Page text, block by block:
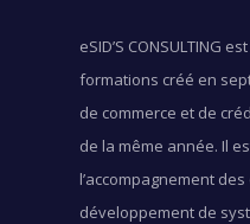
eSID’S CONSULTING
formations créé en
de commerce et de
de la même année. Il
l’accompagnement
développement de